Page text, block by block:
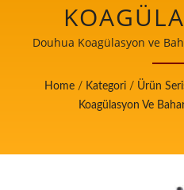
ÜRETIM
Douhua Koagülasyon ve
güvenliğinde öncelik taşıyan
Üretim
Home / Kategori / Ürün
Koagülasyon Ve